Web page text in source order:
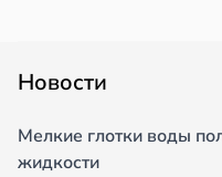
Новости
Мелкие глотки воды
жидкости